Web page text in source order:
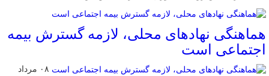
هماهنگی نهادهای محلی، لازمه گسترش بیمه
اجتماعی است
۰۸ مرداد